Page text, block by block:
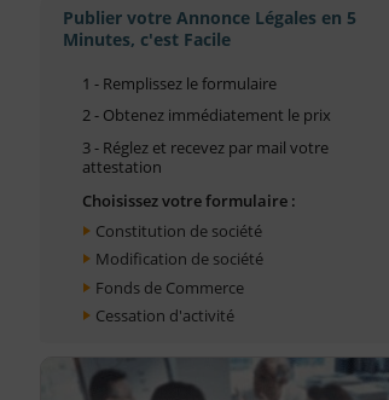
Publier votre Annonce Légales en 5
Minutes, c'est Facile
1 - Remplissez le formulaire
2 - Obtenez immédiatement le prix
3 - Réglez et recevez par mail votre
attestation
Choisissez votre formulaire :
Constitution de société
Modification de société
Fonds de Commerce
Cessation d'activité